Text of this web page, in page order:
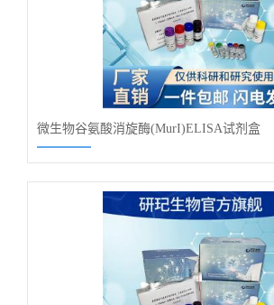
微生物谷氨酸消旋酶(MurI)ELISA试剂盒